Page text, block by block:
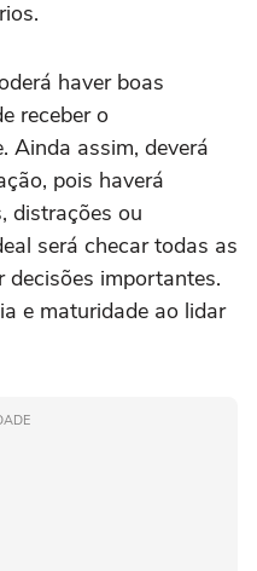
haver boas
receber o
Ainda assim, deverá
pois haverá
distrações ou
será checar todas as
decisões importantes.
e maturidade ao lidar